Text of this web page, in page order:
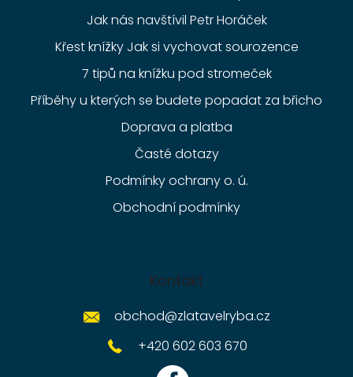
Jak nás navštívil Petr Horáček
Křest knížky Jak si vychovat sourozence
7 tipů na knížku pod stromeček
Příběhy u kterých se budete popadat za břicho
Doprava a platba
Časté dotazy
Podmínky ochrany o. ú.
Obchodní podmínky
Kontakt
obchod@zlatavelryba.cz
+420 602 603 670